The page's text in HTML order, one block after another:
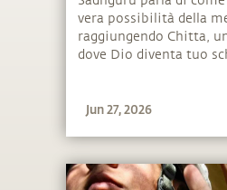
vera possibilità della
raggiungendo Chitta,
dove Dio diventa tuo
Jun 27, 2026